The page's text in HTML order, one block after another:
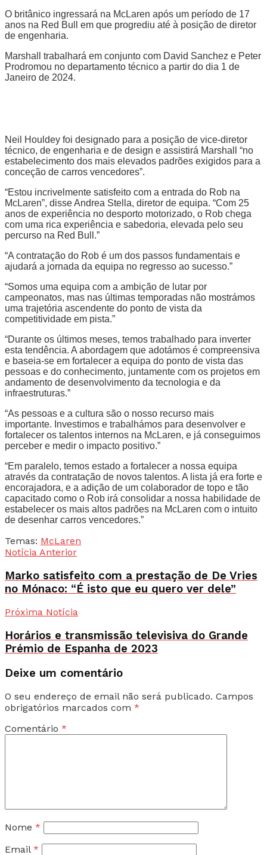
O britânico ingressará na McLaren após um período de 17
anos na Red Bull em que progrediu até à posição de diretor
de engenharia.
Marshall trabalhará em conjunto com David Sanchez e Peter
Prodromou no departamento técnico a partir do dia 1 de
Janeiro de 2024.
Neil Houldey foi designado para a posição de vice-diretor
técnico, de engenharia e de design e assistirá Marshall “no
estabelecimento dos mais elevados padrões exigidos para a
conceção de carros vencedores”.
“Estou incrivelmente satisfeito com a entrada do Rob na
McLaren”, disse Andrea Stella, diretor de equipa. “Com 25
anos de experiência no desporto motorizado, o Rob chega
com uma rica experiência e sabedoria, elevada pelo seu
percurso na Red Bull.”
“A contratação do Rob é um dos passos fundamentais e
ajudará a jornada da equipa no regresso ao sucesso.”
“Somos uma equipa com a ambição de lutar por
campeonatos, mas nas últimas temporadas não mostrámos
uma trajetória ascendente do ponto de vista da
competitividade em pista.”
“Durante os últimos meses, temos trabalhado para inverter
esta tendência. A abordagem que adotámos é compreensiva
e baseia-se em fortalecer a equipa do ponto de vista das
pessoas e do conhecimento, juntamente com os projetos em
andamento de desenvolvimento da tecnologia e da
infraestruturas.”
“As pessoas e a cultura são o nosso recurso mais
importante. Investimos e trabalhámos para desenvolver e
fortalecer os talentos internos na McLaren, e já conseguimos
perceber e medir o impacto positivo.”
“Em paralelo, temos estado a fortalecer a nossa equipa
através da contratação de novos talentos. A lista já era forte e
encorajadora, e a adição de um colaborador de topo e tão
capacitado como o Rob irá consolidar a nossa habilidade de
estabelecer os mais altos padrões na McLaren com o intuito
de desenhar carros vencedores.”
Temas: McLaren
Notícia Anterior
Marko satisfeito com a prestação de De Vries
no Mónaco: “É isto que eu quero ver dele”
Próxima Notícia
Horários e transmissão televisiva do Grande
Prémio de Espanha de 2023
Deixe um comentário
O seu endereço de email não será publicado. Campos
obrigatórios marcados com *
Comentário *
Nome *
Email *